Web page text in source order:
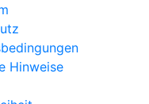
Hinweise